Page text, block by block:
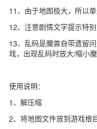
11、由于地图极大，所以
12、注意剧情文字提示特
13、乱码是魔兽自带遗留
戏，出现乱码时放大/缩小
使用说明：
1、解压缩
2、将地图文件放到游戏根